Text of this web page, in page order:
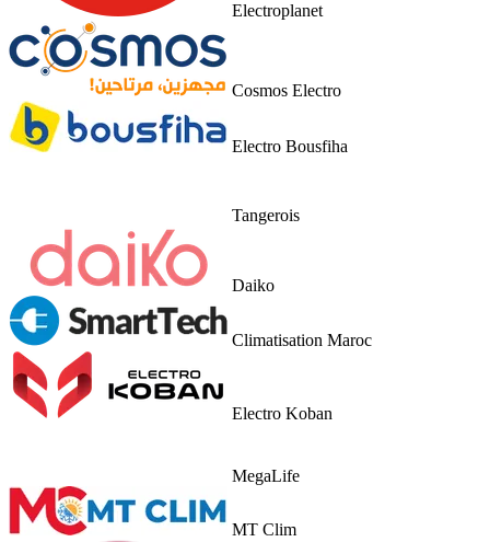
Electroplanet
Cosmos Electro
Electro Bousfiha
Tangerois
Daiko
Climatisation Maroc
Electro Koban
MegaLife
MT Clim